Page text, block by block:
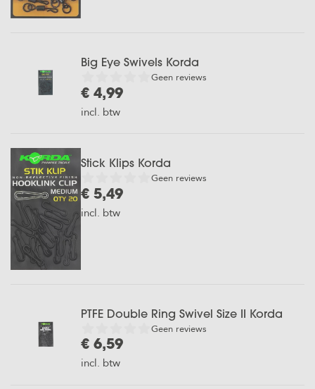
Big Eye Swivels Korda
Geen reviews
€ 4,99
incl. btw
Stick Klips Korda
Geen reviews
€ 5,49
incl. btw
PTFE Double Ring Swivel Size II Korda
Geen reviews
€ 6,59
incl. btw